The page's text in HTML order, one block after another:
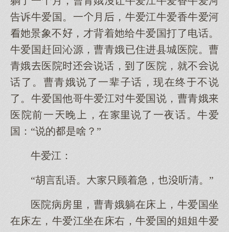
告诉牛爱国。一月，牛爱江牛爱香牛爱河
景象不，才背着给牛爱国打了电话。
牛爱国赶回沁源，曹青娥已住进县城医院。曹
青娥医院说话，了医院，就不说
话了。曹青娥说了一辈子话，现在终不说
了。牛爱国他哥牛爱江牛爱国说，曹青娥
医院前一晚，在说了一夜话。牛爱
国：“说的是啥？”
牛爱江：
“胡言乱语。顾着急，听清。”
医院病房，曹青娥躺在床，牛爱国坐
在床左，牛爱江坐在床右，牛爱国的姐姐牛爱